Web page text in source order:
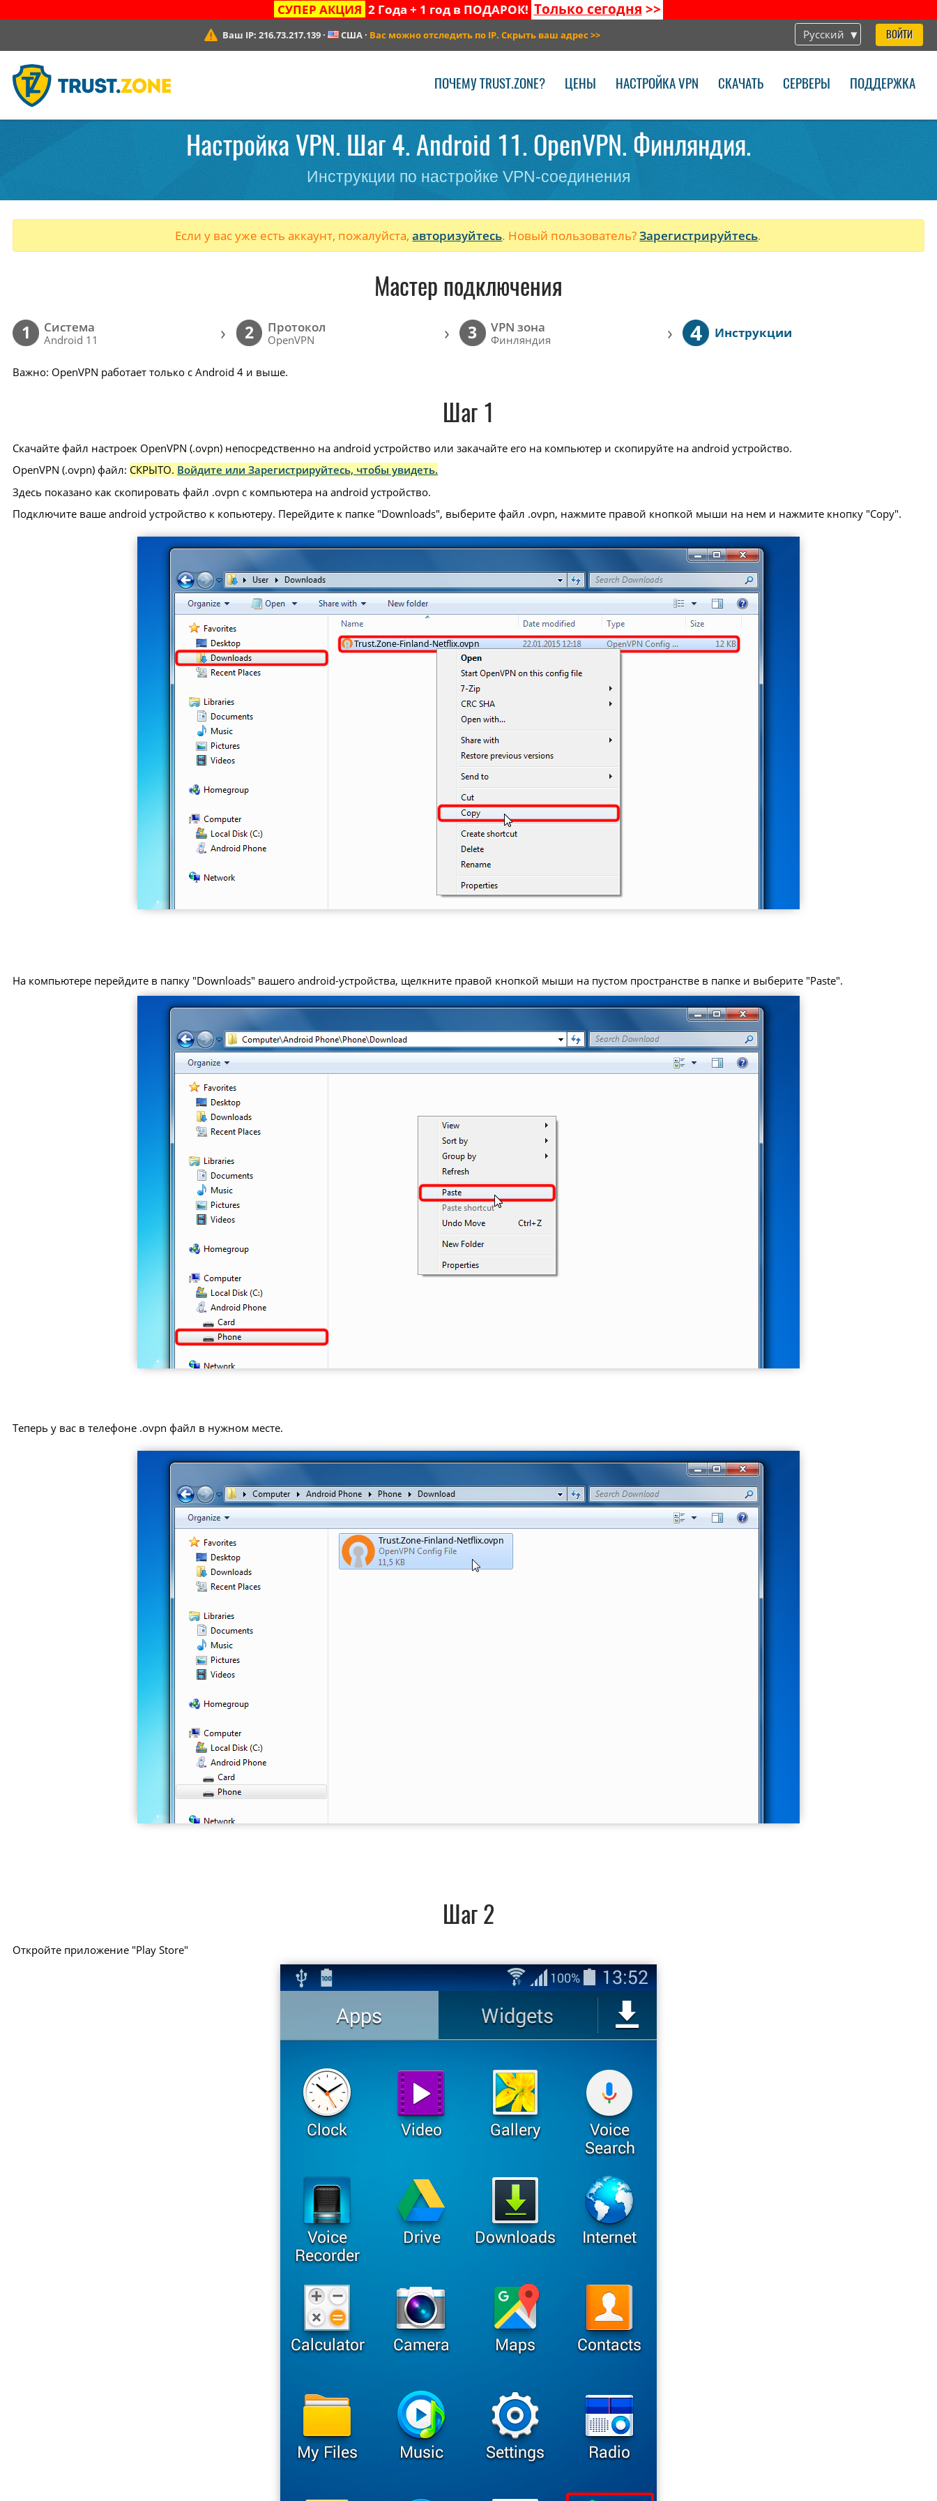
СУПЕР АКЦИЯ 2 Года + 1 год в ПОДАРОК! Только сегодня >>
Русский ВОЙТИ
Ваш IP:216.73.217.139 · США· Вас можно отследить по IP. Скрыть ваш адрес >>
ПОЧЕМУ TRUST.ZONE? ЦЕНЫ НАСТРОЙКА VPN СКАЧАТЬ СЕРВЕРЫ ПОДДЕРЖКА
Настройка VPN. Шаг 4. Android 11. OpenVPN. Финляндия.
Инструкции по настройке VPN-соединения
Если у вас уже есть аккаунт, пожалуйста,авторизуйтесь. Новый пользователь?Зарегистрируйтесь.
Мастер подключения
1 Cистема
Android 11 › 2 Протокол
OpenVPN › 3 VPN зона
Финляндия › 4 Инструкции
Важно: OpenVPN работает только с Android 4 и выше.
Шаг 1
Скачайте файл настроек OpenVPN (.ovpn) непосредственно на android устройство или закачайте его на компьютер и скопируйте на android устройство.
OpenVPN (.ovpn) файл: СКРЫТО. Войдите или Зарегистрируйтесь, чтобы увидеть.
Здесь показано как скопировать файл .ovpn с компьютера на android устройство.
Подключите ваше android устройство к копьютеру. Перейдите к папке "Downloads", выберите файл .ovpn, нажмите правой кнопкой мыши на нем и нажмите кнопку "Copy".
Trust.Zone-Finland-Netflix.ovpn
На компьютере перейдите в папку "Downloads" вашего android-устройства, щелкните правой кнопкой мыши на пустом пространстве в папке и выберите "Paste".
Теперь у вас в телефоне .ovpn файл в нужном месте.
Trust.Zone-Finland-Netflix.ovpn
Шаг 2
Откройте приложение "Play Store"